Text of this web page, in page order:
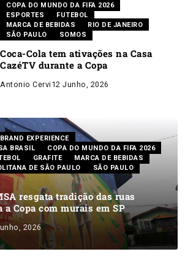
COPA DO MUNDO DA FIFA 2026
ESPORTES
FUTEBOL
MARCA DE BEBIDAS
RIO DE JANEIRO
SÃO PAULO
SOMOS
Coca-Cola tem ativações na Casa
CazéTV durante a Copa
Antonio Cervi 12 Junho, 2026
BRAND EXPERIENCE
BRASIL
COPA DO MUNDO DA FIFA 2026
GRAFITE
MARCA DE BEBIDAS
DE SÃO PAULO
SÃO PAULO
resgata tradição das ruas
a Copa com murais em SP
2026